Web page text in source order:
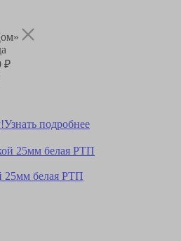
₽
Узнать подробнее
25мм белая РТП